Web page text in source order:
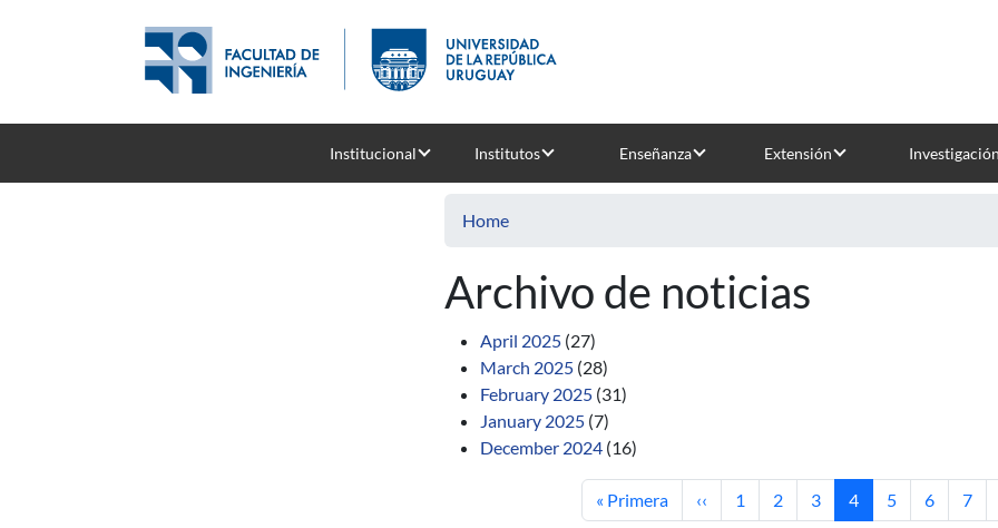
Institucional Institutos Enseñanza Extensión Investigación
Home
Archivo de noticias
April 2025 (27)
March 2025 (28)
February 2025 (31)
January 2025 (7)
December 2024 (16)
First page
« Primera Previous page
‹‹ Page
1 Page
2 Page
3 Current page
4 Page
5 Page
6 Page
7